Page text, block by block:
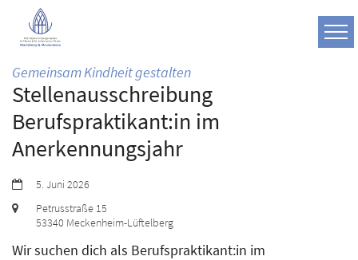
Zum Inhalt springen
Gemeinsam Kindheit gestalten:
Stellenausschreibung
Berufspraktikant:in im
Anerkennungsjahr
Datum:5. Juni 2026
Ort:
Petrusstraße 15
53340 Meckenheim-Lüftelberg
Wir suchen dich als Berufspraktikant:in im